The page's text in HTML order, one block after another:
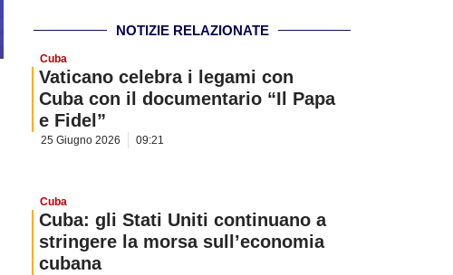
NOTIZIE RELAZIONATE
Cuba
Vaticano celebra i legami con
Cuba con il documentario “Il Papa
e Fidel”
25 Giugno 2026 09:21
Cuba
Cuba: gli Stati Uniti continuano a
stringere la morsa sull’economia
cubana